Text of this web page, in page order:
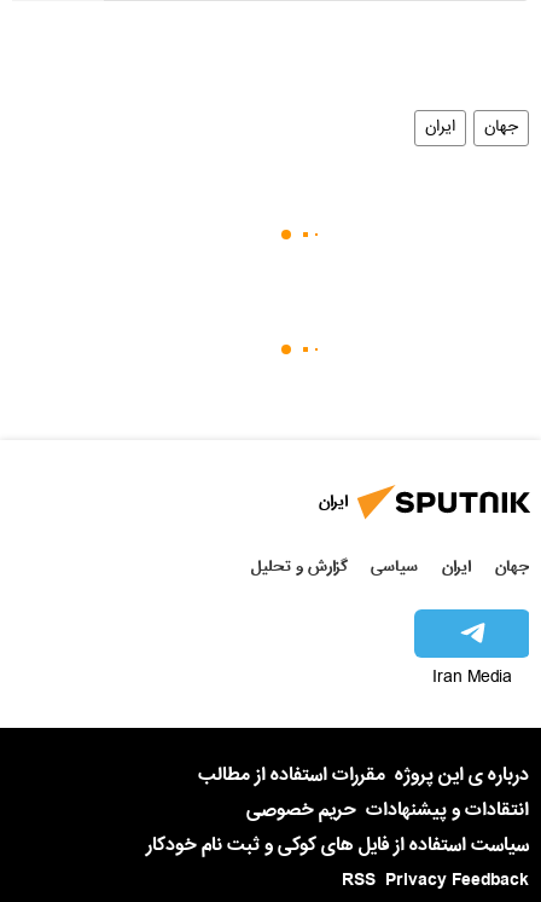
جهان ایران
ایران
جهان ایران سیاسی گزارش و تحلیل
Iran Media
درباره ی این پروژه مقررات استفاده از مطالب
انتقادات و پیشنهادات حریم خصوصی
سیاست استفاده از فایل های کوکی و ثبت نام خودکار
Privacy Feedback
RSS